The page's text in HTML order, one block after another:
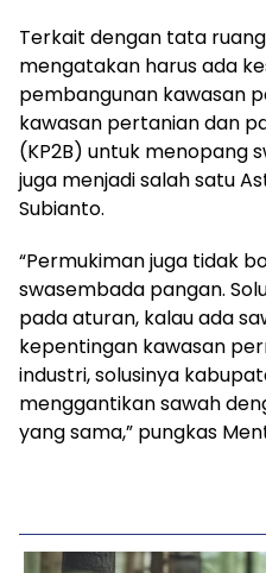
Terkait dengan tata
mengatakan harus ada
pembangunan kawasan
kawasan pertanian dan
(KP2B) untuk menopang
juga menjadi salah satu
Subianto.
“Permukiman juga tidak
swasembada pangan.
pada aturan, kalau ada
kepentingan kawasan
industri, solusinya
menggantikan sawah
yang sama,” pungkas